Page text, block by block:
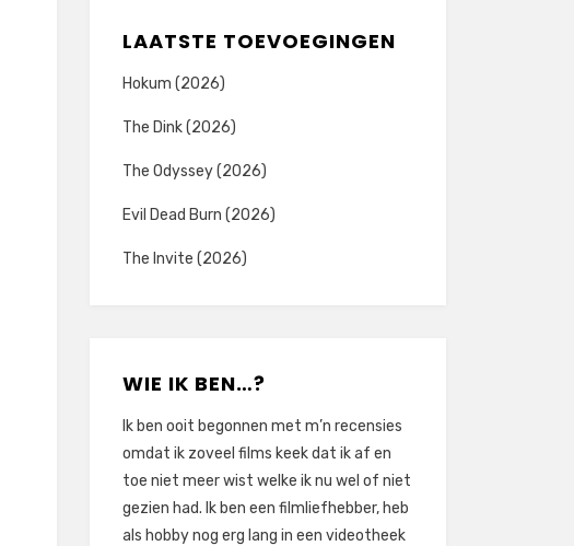
LAATSTE TOEVOEGINGEN
Hokum (2026)
The Dink (2026)
The Odyssey (2026)
Evil Dead Burn (2026)
The Invite (2026)
WIE IK BEN…?
Ik ben ooit begonnen met m’n recensies
omdat ik zoveel films keek dat ik af en
toe niet meer wist welke ik nu wel of niet
gezien had. Ik ben een filmliefhebber, heb
als hobby nog erg lang in een videotheek